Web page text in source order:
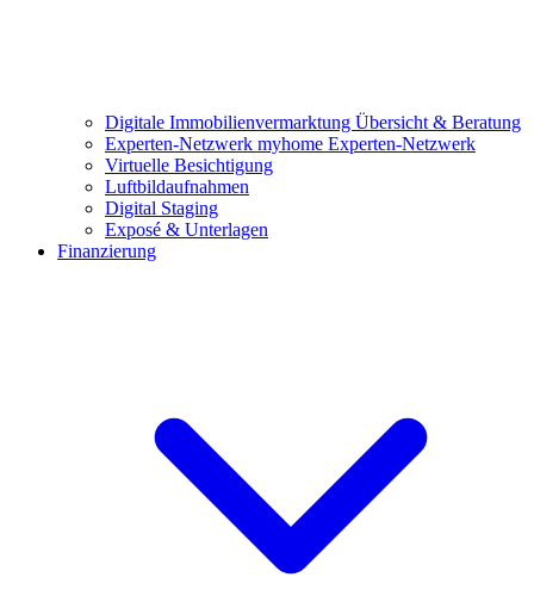
Digitale Immobilienvermarktung Übersicht & Beratung
Experten-Netzwerk myhome Experten-Netzwerk
Virtuelle Besichtigung
Luftbildaufnahmen
Digital Staging
Exposé & Unterlagen
Finanzierung